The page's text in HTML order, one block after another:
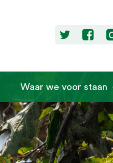
Waar we voor staan